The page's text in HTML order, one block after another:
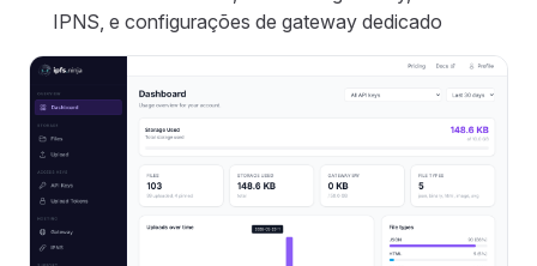
IPNS, e configurações de gateway dedicado